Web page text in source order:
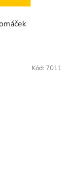
Kód: 7011